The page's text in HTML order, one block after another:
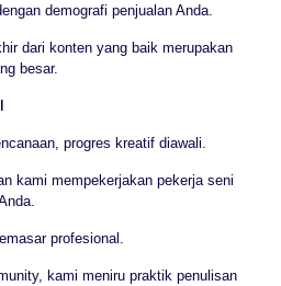
demografi penjualan Anda.
dari konten yang baik merupakan
besar.
progres kreatif diawali.
kami mempekerjakan pekerja seni
profesional.
kami meniru praktik penulisan